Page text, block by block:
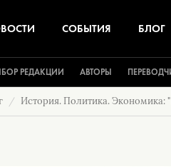
СОБЫТИЯ БЛОГ
РЕДАКЦИИ АВТОРЫ
История. Политика. Экономика: